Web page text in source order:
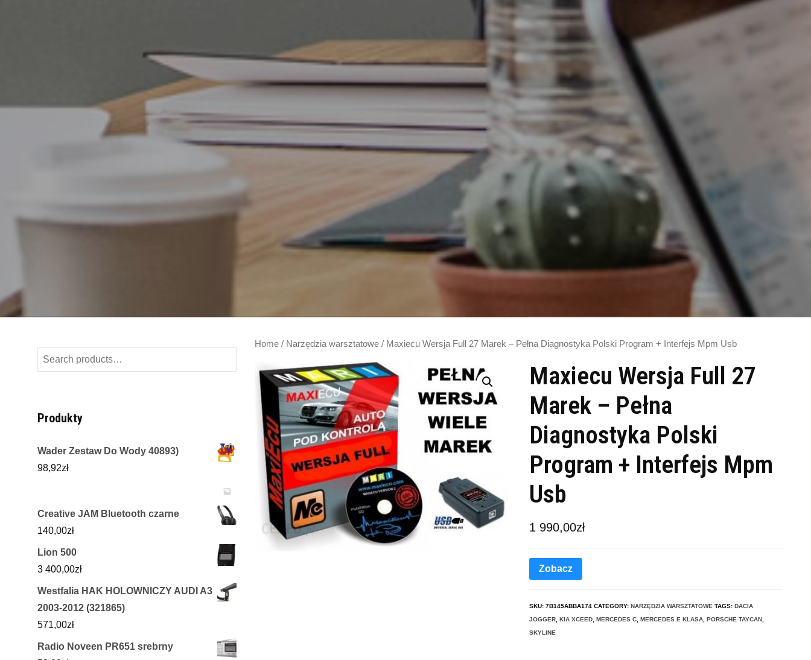
Home / Narzędzia warsztatowe / Maxiecu Wersja Full 27 Marek – Pełna Diagnostyka Polski Program + Interfejs Mpm Usb
Maxiecu Wersja Full 27
Marek – Pełna
Diagnostyka Polski
Program + Interfejs Mpm
Usb
1 990,00zł
Zobacz
SKU: 7B145ABBA174 CATEGORY: NARZĘDZIA WARSZTATOWE TAGS: DACIA
JOGGER KIA XCEED MERCEDES C MERCEDES E KLASA PORSCHE TAYCAN
SKYLINE
Search
for:
Produkty
Wader Zestaw Do Wody 40893)
98,92zł
Creative JAM Bluetooth czarne
140,00zł
Lion 500
3 400,00zł
Westfalia HAK HOLOWNICZY AUDI A3
2003-2012 (321865)
571,00zł
Radio Noveen PR651 srebrny